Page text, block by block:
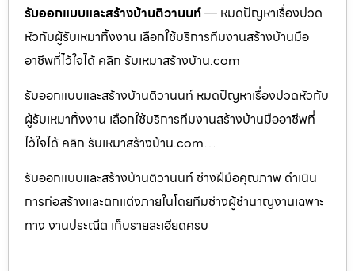
รับออกแบบและสร้างบ้านติวานนท์— หมดปัญหาเรื่องปวด
หัวกับผู้รับเหมาทิ้งงาน เลือกใช้บริการทีมงานสร้างบ้านมือ
อาชีพที่ไว้ใจได้ คลิก รับเหมาสร้างบ้าน.com
รับออกแบบและสร้างบ้านติวานนท์ หมดปัญหาเรื่องปวดหัวกับ
ผู้รับเหมาทิ้งงาน เลือกใช้บริการทีมงานสร้างบ้านมืออาชีพที่
ไว้ใจได้ คลิก รับเหมาสร้างบ้าน.com…
รับออกแบบและสร้างบ้านติวานนท์ ช่างฝีมือคุณภาพ ดำเนิน
การก่อสร้างและตกแต่งภายในโดยทีมช่างผู้ชำนาญงานเฉพาะ
ทาง งานประณีต เก็บรายละเอียดครบ